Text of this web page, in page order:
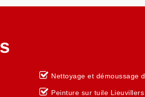
Nettoyage et démoussage
Peinture sur tuile Lieuvillers